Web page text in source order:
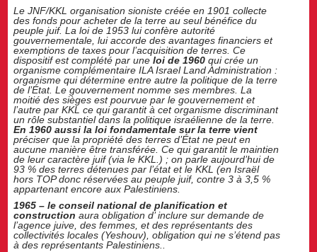
Le JNF/KKL organisation sioniste créée en 1901 collecte
des fonds pour acheter de la terre au seul bénéfice du
peuple juif. La loi de 1953 lui confère autorité
gouvernementale, lui accorde des avantages financiers et
exemptions de taxes pour l’acquisition de terres. Ce
dispositif est complété par uneloi de 1960 qui crée un
organisme complémentaire ILA Israel Land Administration :
organisme qui détermine entre autre la politique de la terre
de l’État. Le gouvernement nomme ses membres. La
moitié des sièges est pourvue par le gouvernement et
l’autre par KKL ce qui garantit à cet organisme discriminant
un rôle substantiel dans la politique israélienne de la terre.
En 1960 aussi la loi fondamentale sur la terre vient
préciser que la propriété des terres d’État ne peut en
aucune manière être transférée. Ce qui garantit le maintien
de leur caractère juif (via le KKL.) ; on parle aujourd’hui de
93 % des terres détenues par l’état et le KKL (en Israël
hors TOP donc réservées au peuple juif, contre 3 à 3,5 %
appartenant encore aux Palestiniens.
1965 – le conseil national de planification et
constructionaura obligation d’ inclure sur demande de
l’agence juive, des femmes, et des représentants des
collectivités locales (Yeshouv), obligation qui ne s’étend pas
à des représentants Palestiniens..